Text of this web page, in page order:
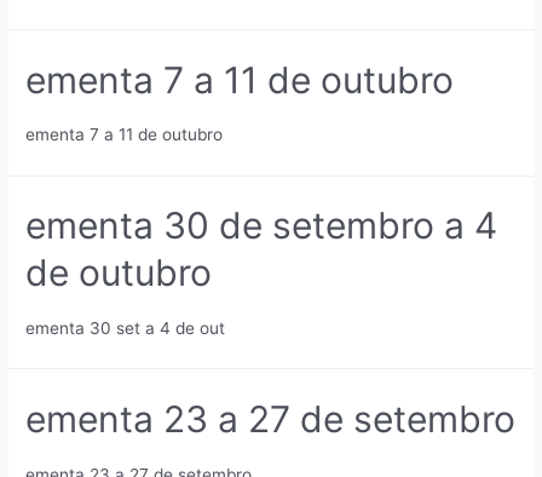
ementa 7 a 11 de outubro
ementa 7 a 11 de outubro
ementa 30 de setembro a 4
de outubro
ementa 30 set a 4 de out
ementa 23 a 27 de setembro